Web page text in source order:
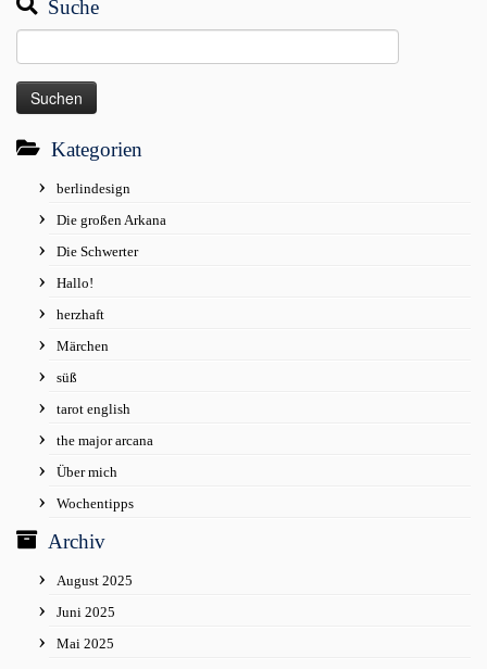
Suche
nach:
Kategorien
berlindesign
Die großen Arkana
Die Schwerter
Hallo!
herzhaft
Märchen
süß
tarot english
the major arcana
Über mich
Wochentipps
Archiv
August 2025
Juni 2025
Mai 2025